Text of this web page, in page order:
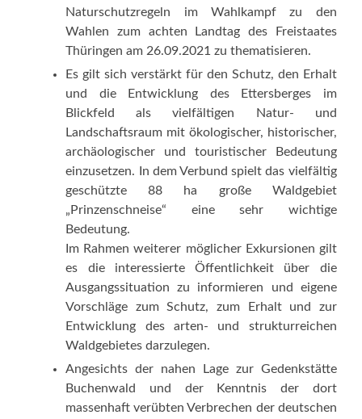
Naturschutzregeln im Wahlkampf zu den
Wahlen zum achten Landtag des Freistaates
Thüringen am 26.09.2021 zu thematisieren.
Es gilt sich verstärkt für den Schutz, den Erhalt
und die Entwicklung des Ettersberges im
Blickfeld als vielfältigen Natur- und
Landschaftsraum mit ökologischer, historischer,
archäologischer und touristischer Bedeutung
einzusetzen. In dem Verbund spielt das vielfältig
geschützte 88 ha große Waldgebiet
„Prinzenschneise“ eine sehr wichtige
Bedeutung.
Im Rahmen weiterer möglicher Exkursionen gilt
es die interessierte Öffentlichkeit über die
Ausgangssituation zu informieren und eigene
Vorschläge zum Schutz, zum Erhalt und zur
Entwicklung des arten- und strukturreichen
Waldgebietes darzulegen.
Angesichts der nahen Lage zur Gedenkstätte
Buchenwald und der Kenntnis der dort
massenhaft verübten Verbrechen der deutschen